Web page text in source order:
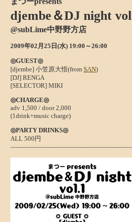
djembe＆DJ night
@subLime中野野方店
2009年02月25日(水) 19:00～26:00
◎GUEST◎
[djembe] 小笠原大悟(from SΛN)
[DJ] RENGA
[SELECTOR] MIKI
◎CHARGE◎
adv 1,500 / door 2,000
(1drink+music charge)
◎PARTY DRINKS◎
ALL 500円